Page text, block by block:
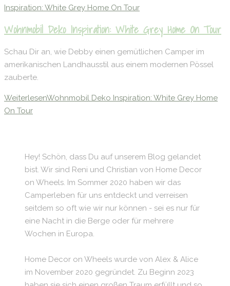
Wohnmobil Deko Inspiration: White Grey Home On Tour
Schau Dir an, wie Debby einen gemütlichen Camper im
amerikanischen Landhausstil aus einem modernen Pössel
zauberte.
WeiterlesenWohnmobil Deko Inspiration: White Grey Home
On Tour
Hey! Schön, dass Du auf unserem Blog gelandet
bist. Wir sind Reni und Christian von Home Decor
on Wheels. Im Sommer 2020 haben wir das
Camperleben für uns entdeckt und verreisen
seitdem so oft wie wir nur können - sei es nur für
eine Nacht in die Berge oder für mehrere
Wochen in Europa.
Home Decor on Wheels wurde von Alex & Alice
im November 2020 gegründet. Zu Beginn 2023